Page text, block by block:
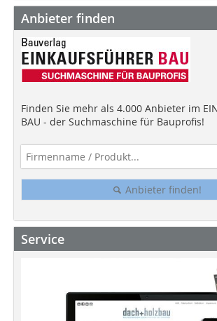
Anbieter finden
Finden Sie mehr als 4.000 Anbieter im
BAU - der Suchmaschine für Bauprofis!
Anbieter finden!
Service